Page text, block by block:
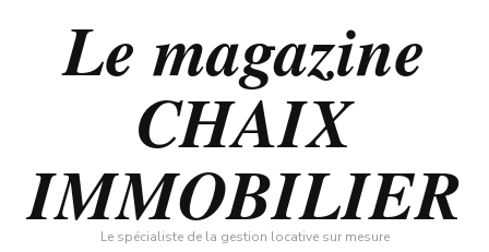
Le magazine
CHAIX
IMMOBILIER
Le spécialiste de la gestion locative sur mesure